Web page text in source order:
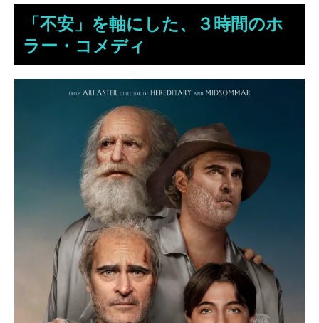
「不安」を軸にした、３時間のホ
ラー・コメディ